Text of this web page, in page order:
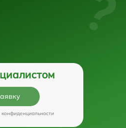
конфиденциальности